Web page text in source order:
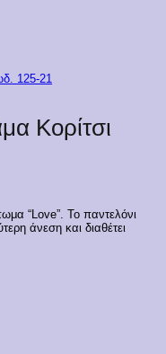
Κορίτσι
“Love”. Το παντελόνι
άνεση και διαθέτει